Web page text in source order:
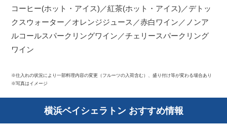
コーヒー(ホット・アイス)／紅茶(ホット・アイス)／デトッ
クスウォーター／オレンジジュース／赤白ワイン／ノンア
ルコールスパークリングワイン／チェリースパークリング
ワイン
※仕入れの状況により一部料理内容の変更（フルーツの入荷含む）、盛り付け等が変わる場合あり
※写真はイメージ
横浜ベイシェラトン おすすめ情報